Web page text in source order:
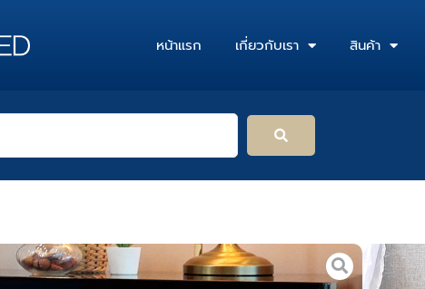
หน้าแรก เกี่ยวกับเรา สินค้า